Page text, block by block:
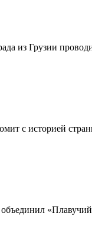
из Грузии
с историей